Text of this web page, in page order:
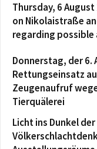
Thursday, 6
on Nikolaistraße
regarding possible
Donnerstag, der 6.
Rettungseinsatz
Zeugenaufruf
Tierquälerei
Licht ins Dunkel